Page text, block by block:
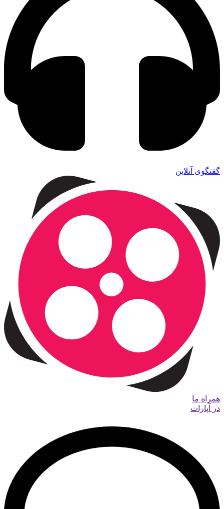
گفتگوی آنلاین
همراه ما
در آپارات